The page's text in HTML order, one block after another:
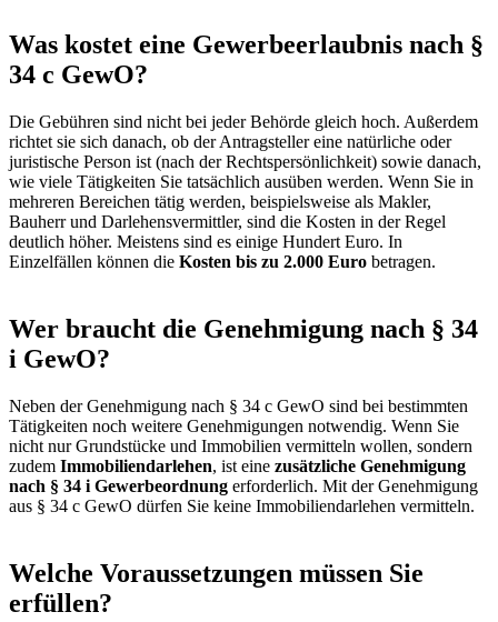
Was kostet eine Gewerbeerlaubnis nach §
34 c GewO?
Die Gebühren sind nicht bei jeder Behörde gleich hoch. Außerdem
richtet sie sich danach, ob der Antragsteller eine natürliche oder
juristische Person ist (nach der Rechtspersönlichkeit) sowie danach,
wie viele Tätigkeiten Sie tatsächlich ausüben werden. Wenn Sie in
mehreren Bereichen tätig werden, beispielsweise als Makler,
Bauherr und Darlehensvermittler, sind die Kosten in der Regel
deutlich höher. Meistens sind es einige Hundert Euro. In
Einzelfällen können die Kosten bis zu 2.000 Euro betragen.
Wer braucht die Genehmigung nach § 34
i GewO?
Neben der Genehmigung nach § 34 c GewO sind bei bestimmten
Tätigkeiten noch weitere Genehmigungen notwendig. Wenn Sie
nicht nur Grundstücke und Immobilien vermitteln wollen, sondern
zudem Immobiliendarlehen, ist eine zusätzliche Genehmigung
nach § 34 i Gewerbeordnung erforderlich. Mit der Genehmigung
aus § 34 c GewO dürfen Sie keine Immobiliendarlehen vermitteln.
Welche Voraussetzungen müssen Sie
erfüllen?